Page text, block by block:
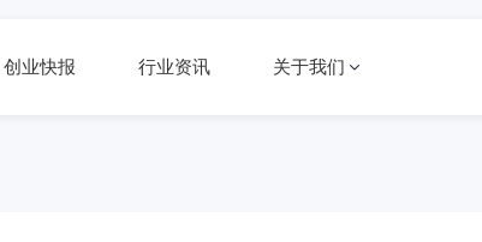
创业快报 行业资讯 关于我们